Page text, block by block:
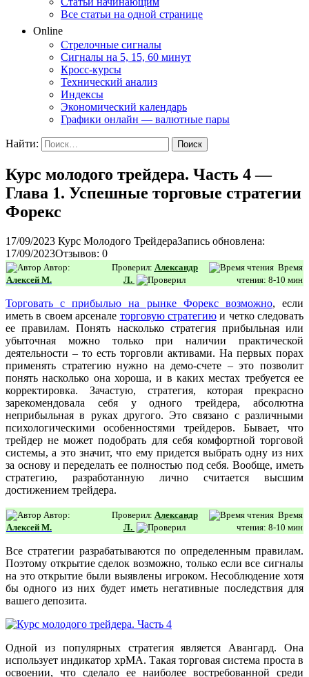
Все статьи на одной странице
Online
Стрелочные сигналы
Сигналы на 5, 15, 60 минут
Кросс-курсы
Технический анализ
Индексы
Экономический календарь
Графики онлайн — валютные пары
Найти:
Курс молодого трейдера. Часть 4 —
Глава 1. Успешные торговые стратегии
Форекс
17/09/2023 Курс Молодого ТрейдераЗапись обновлена:
17/09/2023Отзывов: 0
Автор:
Алексей М.
Проверил: Александр
Л.
Время
чтения: 8-10 мин
Торговать с прибылью на рынке Форекс возможно, если
иметь в своем арсенале торговую стратегиюи четко следовать
ее правилам. Понять насколько стратегия прибыльная или
убыточная можно только при наличии практической
деятельности – то есть торговли активами. На первых порах
применять стратегию нужно на демо-счете – это позволит
понять насколько она хороша, и в каких местах требуется ее
корректировка. Зачастую, стратегия, которая прекрасно
зарекомендовала себя у одного трейдера, абсолютна
неприбыльная в руках другого. Это связано с различными
психологическими особенностями трейдеров. Бывает, что
трейдер не может подобрать для себя комфортной торговой
системы, а это значит, что ему придется выбрать одну из них
за основу и переделать ее полностью под себя. Вообще, иметь
стратегию, разработанную лично считается высшим
достижением трейдера.
Автор:
Алексей М.
Проверил: Александр
Л.
Время
чтения: 8-10 мин
Все стратегии разрабатываются по определенным правилам.
Поэтому открытие сделок возможно, только если все сигналы
на это открытие были выявлены игроком. Несоблюдение хотя
бы одного из них будет иметь негативные последствия для
вашего депозита.
Одной из популярных стратегия является Авангард. Она
использует индикатор хрMA. Такая торговая система проста в
освоении, что сделало ее наиболее востребованной среди